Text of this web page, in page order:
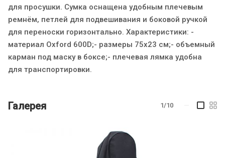
для просушки. Сумка оснащена удобным плечевым
ремнём, петлей для подвешивания и боковой ручкой
для переноски горизонтально. Характеристики: -
материал Oxford 600D;- размеры 75х23 см;- объемный
карман под маску в боксе;- плечевая лямка удобна
для транспортировки.
Галерея 1/10